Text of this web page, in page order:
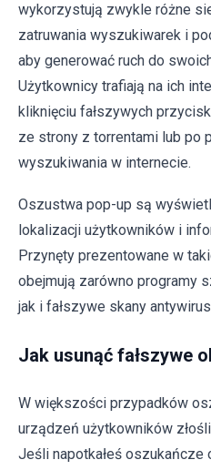
wykorzystują zwykle różne
zatruwania wyszukiwarek i
aby generować ruch do
Użytkownicy trafiają na ich
kliknięciu fałszywych
ze strony z torrentami lub po
wyszukiwania w internecie.
Oszustwa pop-up są
lokalizacji użytkowników i
Przynęty prezentowane w
obejmują zarówno programy
jak i fałszywe skany
Jak usunąć fałszywe
W większości przypadków
urządzeń użytkowników
Jeśli napotkałeś oszukańcze